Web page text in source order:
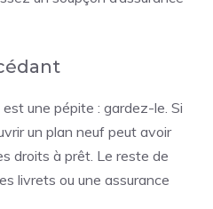
une pépite : gardez-le. Si
un plan neuf peut avoir
droits à prêt. Le reste de
livrets ou une assurance